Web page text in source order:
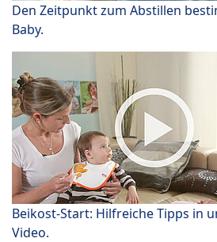
Den Zeitpunkt zum Abstillen
Baby.
Beikost-Start: Hilfreiche Tipps in
Video.